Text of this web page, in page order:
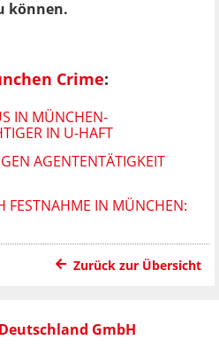
können.
Crime:
IN MÜNCHEN-
IN U-HAFT
AGENTENTÄTIGKEIT
FESTNAHME IN MÜNCHEN:
Zurück zur Übersicht
Deutschland GmbH